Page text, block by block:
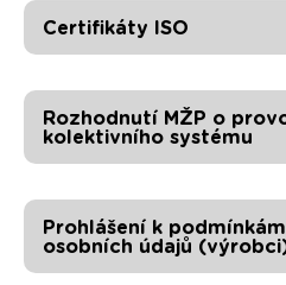
Certifikáty ISO
Rozhodnutí MŽP o
kolektivního systému
Prohlášení k
osobních údajů